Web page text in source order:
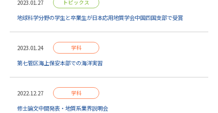
2023.01.27 トピックス
地球科学分野の学生と卒業生が日本応用地質学会中国四国支部で受賞
2023.01.24 学科
第七管区海上保安本部での海洋実習
2022.12.27 学科
修士論文中間発表・地質系業界説明会